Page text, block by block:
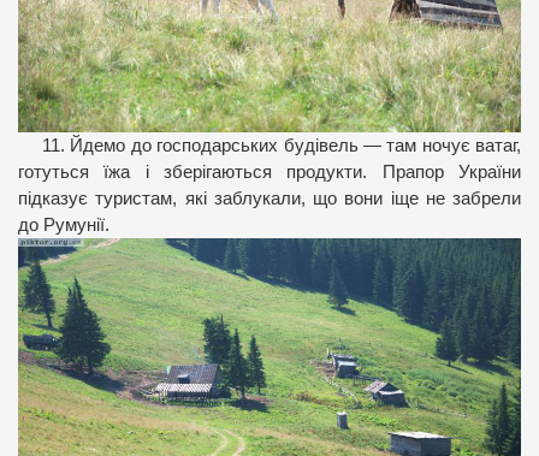
11. Йдемо до господарських будівель — там ночує ватаг,
готуться їжа і зберігаються продукти. Прапор України
підказує туристам, які заблукали, що вони іще не забрели
до Румунії.